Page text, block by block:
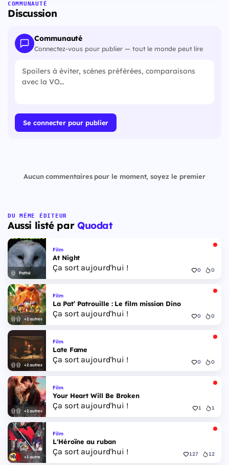
COMMUNAUTÉ
Discussion
Communauté
Connectez-vous pour publier — tout le monde peut lire
Se connecter pour publier
Aucun commentaires pour le moment, soyez le premier
DU MÊME ÉDITEUR
Aussi listé par Quodat
Pathé
Film
At Night
Ça sort aujourd'hui ! 0 0
+2 autres
Film
La Pat’ Patrouille : Le film mission Dino
Ça sort aujourd'hui ! 0 0
+2 autres
Film
Late Fame
Ça sort aujourd'hui ! 0 0
+2 autres
Film
Your Heart Will Be Broken
Ça sort aujourd'hui ! 1 1
+1 autre
Film
L'Héroïne au ruban
Ça sort aujourd'hui ! 127 12